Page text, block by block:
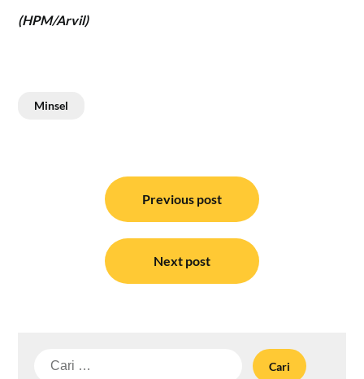
(HPM/Arvil)
Minsel
Previous post
Next post
Cari